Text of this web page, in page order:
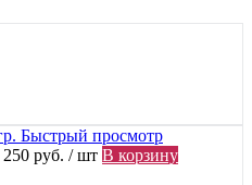
Быстрый просмотр
250 руб. / шт В корзину